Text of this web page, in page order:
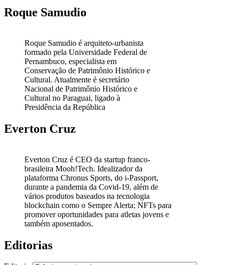
Roque Samudio
Roque Samudio é arquiteto-urbanista
formado pela Universidade Federal de
Pernambuco, especialista em
Conservação de Patrimônio Histórico e
Cultural. Atualmente é secretário
Nacional de Patrimônio Histórico e
Cultural no Paraguai, ligado à
Presidência da República
Everton Cruz
Everton Cruz é CEO da startup franco-
brasileira Mooh!Tech. Idealizador da
plataforma Chronus Sports, do i-Passport,
durante a pandemia da Covid-19, além de
vários produtos baseados na tecnologia
blockchain como o Sempre Alerta; NFTs para
promover oportunidades para atletas jovens e
também aposentados.
Editorias